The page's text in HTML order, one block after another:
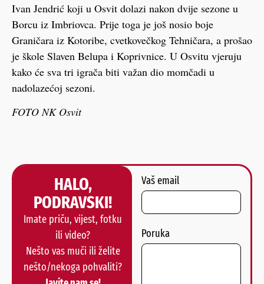
Ivan Jendrić koji u Osvit dolazi nakon dvije sezone u
Borcu iz Imbriovca. Prije toga je još nosio boje
Graničara iz Kotoribe, cvetkovečkog Tehničara, a prošao
je škole Slaven Belupa i Koprivnice. U Osvitu vjeruju
kako će sva tri igrača biti važan dio momčadi u
nadolazećoj sezoni.
FOTO NK Osvit
HALO,
PODRAVSKI!
Imate priču, vijest, fotku
ili video?
Nešto vas muči ili želite
nešto/nekoga pohvaliti?
Vaš email
Poruka